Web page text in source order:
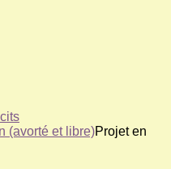
(avorté et libre)Projet en